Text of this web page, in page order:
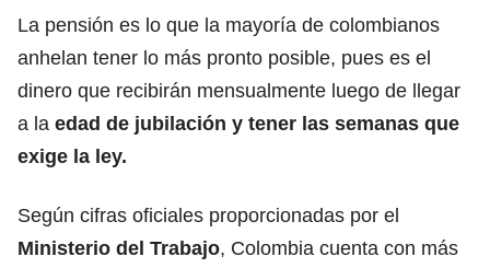
La pensión es lo que la mayoría de colombianos
anhelan tener lo más pronto posible, pues es el
dinero que recibirán mensualmente luego de llegar
a la edad de jubilación y tener las semanas que
exige la ley.
Según cifras oficiales proporcionadas por el
Ministerio del Trabajo, Colombia cuenta con más